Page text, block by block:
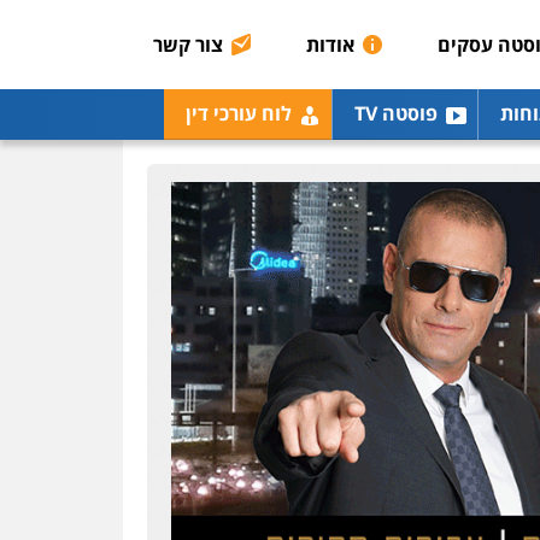
עסקים אודות צור קשר
פוסטה TV לוח עורכי דין
0506209859
עו"ד נעם שביט
פלילי פשיעה חמורה
הלבנת הון
פסיכיאטריה משפטית
0506216048
עו"ד אלון קריטי
פלילי כלכלי אלימות
סמים מעצרים
0525544654
עו"ד אייל בסרגליק
פלילי כלכלי צווארון לבן
עורכי דין לענייני אסירים
אזרחי נדל"ן / עסקים
0528488515